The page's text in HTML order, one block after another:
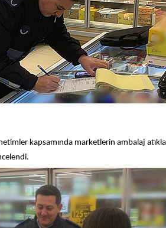
kapsamında marketlerin ambalaj